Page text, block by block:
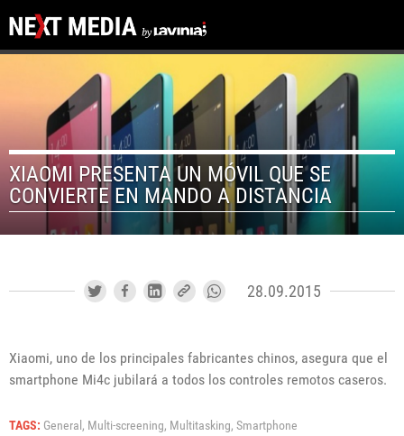
XIAOMI PRESENTA UN MÓVIL QUE SE
CONVIERTE EN MANDO A DISTANCIA
28.09.2015
Xiaomi, uno de los principales fabricantes chinos, asegura que el
smartphone Mi4c jubilará a todos los controles remotos caseros.
TAGS: General, Multi-screening, Multitasking, Smartphone